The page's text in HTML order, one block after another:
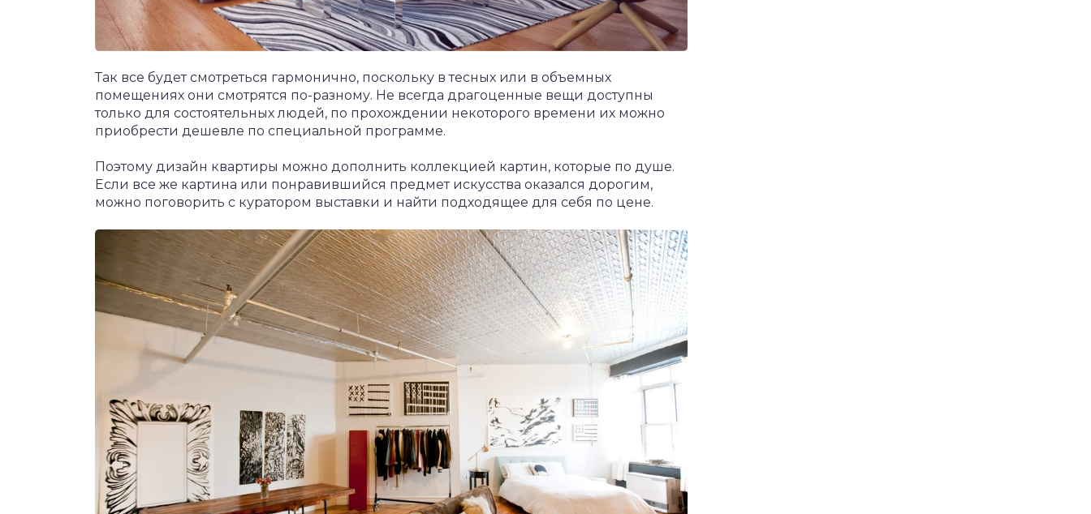
Так все будет смотреться гармонично, поскольку в тесных или в объемных
помещениях они смотрятся по-разному. Не всегда драгоценные вещи доступны
только для состоятельных людей, по прохождении некоторого времени их можно
приобрести дешевле по специальной программе.
Поэтому дизайн квартиры можно дополнить коллекцией картин, которые по душе.
Если все же картина или понравившийся предмет искусства оказался дорогим,
можно поговорить с куратором выставки и найти подходящее для себя по цене.